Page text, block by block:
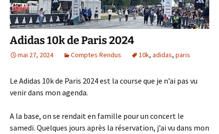
Adidas 10k de Paris 2024
mai 27, 2024 Comptes Rendus 10k, adidas, paris
Le Adidas 10k de Paris 2024 est la course que je n’ai pas vu
venir dans mon agenda.
A la base, on se rendait en famille pour un concert le
samedi. Quelques jours après la réservation, j’ai vu dans mon